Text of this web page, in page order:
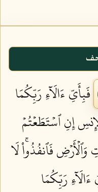
فَبِأَيِّ ءَالَآءِ رَبِّكُمَا
إِنِ ٱسۡتَطَعۡتُمۡ
فَٱنفُذُواْۚ لَا
رَبِّكُمَا